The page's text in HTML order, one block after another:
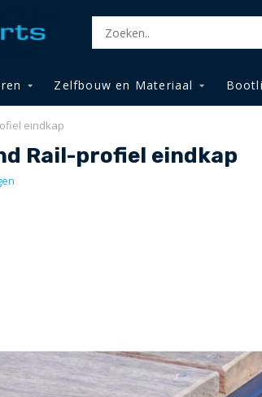
Zelfbouw en Materiaal
eindkap
Rail-profiel eindkap